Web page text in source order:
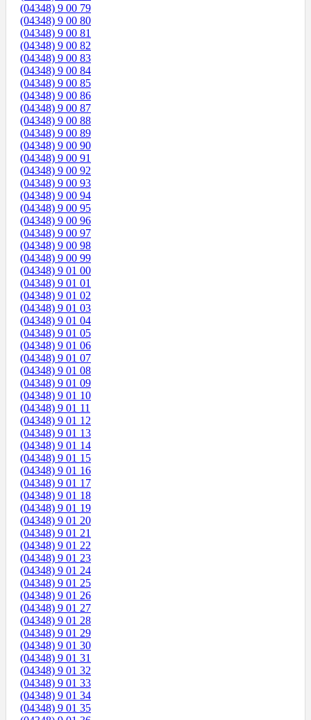
(04348) 9 00 79
(04348) 9 00 80
(04348) 9 00 81
(04348) 9 00 82
(04348) 9 00 83
(04348) 9 00 84
(04348) 9 00 85
(04348) 9 00 86
(04348) 9 00 87
(04348) 9 00 88
(04348) 9 00 89
(04348) 9 00 90
(04348) 9 00 91
(04348) 9 00 92
(04348) 9 00 93
(04348) 9 00 94
(04348) 9 00 95
(04348) 9 00 96
(04348) 9 00 97
(04348) 9 00 98
(04348) 9 00 99
(04348) 9 01 00
(04348) 9 01 01
(04348) 9 01 02
(04348) 9 01 03
(04348) 9 01 04
(04348) 9 01 05
(04348) 9 01 06
(04348) 9 01 07
(04348) 9 01 08
(04348) 9 01 09
(04348) 9 01 10
(04348) 9 01 11
(04348) 9 01 12
(04348) 9 01 13
(04348) 9 01 14
(04348) 9 01 15
(04348) 9 01 16
(04348) 9 01 17
(04348) 9 01 18
(04348) 9 01 19
(04348) 9 01 20
(04348) 9 01 21
(04348) 9 01 22
(04348) 9 01 23
(04348) 9 01 24
(04348) 9 01 25
(04348) 9 01 26
(04348) 9 01 27
(04348) 9 01 28
(04348) 9 01 29
(04348) 9 01 30
(04348) 9 01 31
(04348) 9 01 32
(04348) 9 01 33
(04348) 9 01 34
(04348) 9 01 35